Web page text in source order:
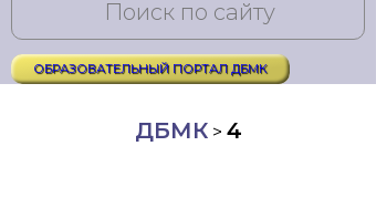
ОБРАЗОВАТЕЛЬНЫЙ ПОРТАЛ ДБМК
ДБМК> 4